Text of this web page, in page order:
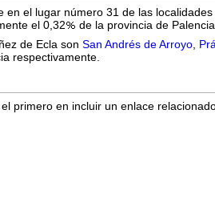
el lugar número 31 de las localidades
el 0,32
de la provincia de
de Ecla son San Andrés de Arroyo
respectivamente.
primero en incluir un enlace